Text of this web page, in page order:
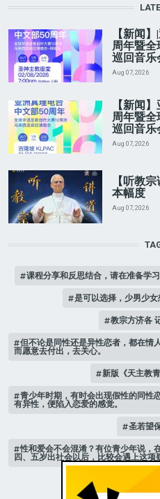
【新闻
周年暨全
巡回音乐
Aug 07, 2026
【新闻
周年暨全
巡回音乐
Aug 07, 2026
【听教
本幅度
Aug 07, 2026
课程分享和反思结合，请在准备学
是可以选择，少男少
教宗方济各
但不论是同性还是异性恋者，都在情
而愿意去付出，去关心。
新版《天主教
青少年时期，有时会出现假性的同性
有异性，便陷入恋爱的感觉。
圣若望
性和爱会不会混淆？有位青少年说，
四、五岁出社会以后，比较会遇上这项